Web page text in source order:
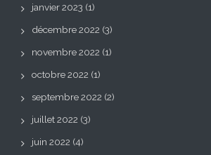
janvier 2023 (1)
décembre 2022 (3)
novembre 2022 (1)
octobre 2022 (1)
septembre 2022 (2)
juillet 2022 (3)
juin 2022 (4)